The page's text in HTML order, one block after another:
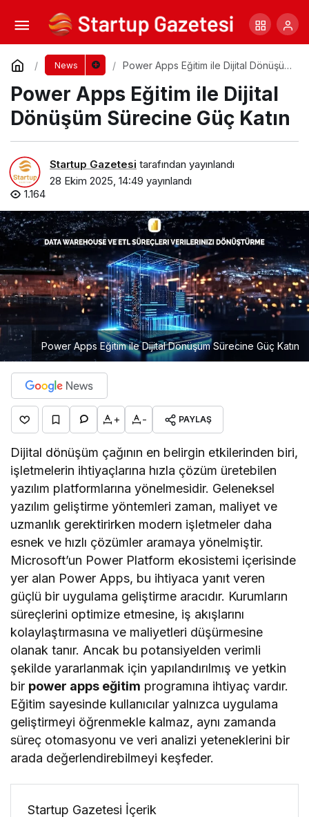
News
Power Apps Eğitim ile Dijital Dönüşüm
Power Apps Eğitim ile Dijital
Dönüşüm Sürecine Güç Katın
Startup Gazetesi tarafından yayınlandı
28 Ekim 2025, 14:49 yayınlandı
1.164
Power Apps Eğitim ile Dijital Dönüşüm Sürecine Güç Katın
+ - PAYLAŞ
Dijital dönüşüm çağının en belirgin etkilerinden biri,
işletmelerin ihtiyaçlarına hızla çözüm üretebilen
yazılım platformlarına yönelmesidir. Geleneksel
yazılım geliştirme yöntemleri zaman, maliyet ve
uzmanlık gerektirirken modern işletmeler daha
esnek ve hızlı çözümler aramaya yönelmiştir.
Microsoft’un Power Platform ekosistemi içerisinde
yer alan Power Apps, bu ihtiyaca yanıt veren
güçlü bir uygulama geliştirme aracıdır. Kurumların
süreçlerini optimize etmesine, iş akışlarını
kolaylaştırmasına ve maliyetleri düşürmesine
olanak tanır. Ancak bu potansiyelden verimli
şekilde yararlanmak için yapılandırılmış ve yetkin
bir power apps eğitim programına ihtiyaç vardır.
Eğitim sayesinde kullanıcılar yalnızca uygulama
geliştirmeyi öğrenmekle kalmaz, aynı zamanda
süreç otomasyonu ve veri analizi yeteneklerini bir
arada değerlendirebilmeyi keşfeder.
Startup Gazetesi İçerik
En İnce Akıllı Saat Seçimi: Teknolojinin
Zarafetle Buluştuğu Nokta
Yorum Yap